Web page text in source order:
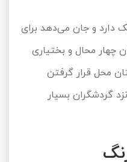
دارد و جان می‌دهد برای
چهار محال و بختیاری
محل قرار گرفتن
گردشگران بسیار